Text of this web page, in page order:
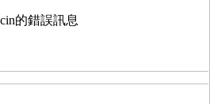
的錯誤訊息